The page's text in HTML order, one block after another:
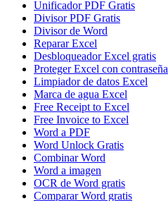
Unificador PDF Gratis
Divisor PDF Gratis
Divisor de Word
Reparar Excel
Desbloqueador Excel gratis
Proteger Excel con contraseña
Limpiador de datos Excel
Marca de agua Excel
Free Receipt to Excel
Free Invoice to Excel
Word a PDF
Word Unlock Gratis
Combinar Word
Word a imagen
OCR de Word gratis
Comparar Word gratis